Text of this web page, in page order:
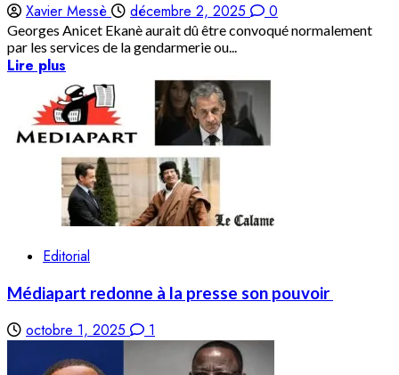
Xavier Messè décembre 2, 2025 0
Georges Anicet Ekanè aurait dû être convoqué normalement
par les services de la gendarmerie ou...
Lire plus
Editorial
Médiapart redonne à la presse son pouvoir
octobre 1, 2025 1